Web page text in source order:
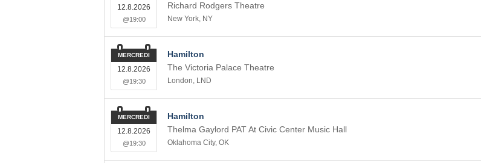
Richard Rodgers Theatre
New York, NY
12.8.2026
@19:00
Hamilton
The Victoria Palace Theatre
London, LND
MERCREDI
12.8.2026
@19:30
Hamilton
Thelma Gaylord PAT At Civic Center Music Hall
Oklahoma City, OK
MERCREDI
12.8.2026
@19:30